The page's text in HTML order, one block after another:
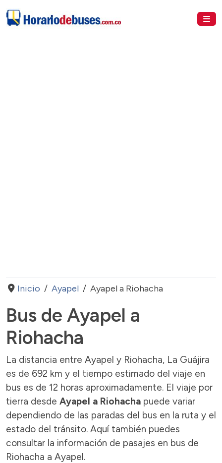
Inicio Ayapel Ayapel a Riohacha
Bus de Ayapel a
Riohacha
La distancia entre Ayapel y Riohacha, La Guájira
es de 692 km y el tiempo estimado del viaje en
bus es de 12 horas aproximadamente. El viaje por
tierra desde Ayapel a Riohacha puede variar
dependiendo de las paradas del bus en la ruta y el
estado del tránsito. Aquí también puedes
consultar la información de pasajes en bus de
Riohacha a Ayapel.